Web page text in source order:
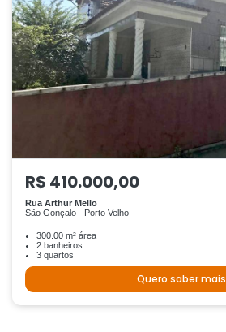
R$ 410.000,00
Rua Arthur Mello
São Gonçalo - Porto Velho
300.00 m² área
2 banheiros
3 quartos
Quero saber mais